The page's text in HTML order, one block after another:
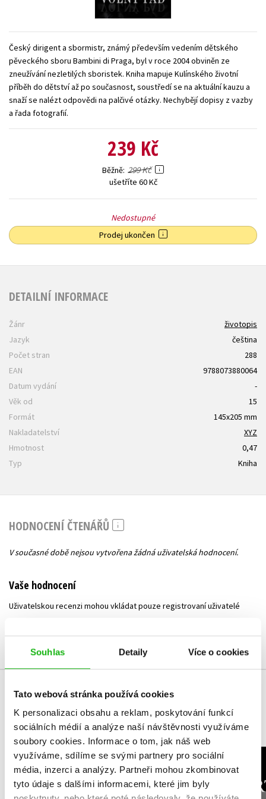
Souhlas Detaily Více o cookies
Tato webová stránka používá cookies
K personalizaci obsahu a reklam, poskytování funkcí
sociálních médií a analýze naší návštěvnosti využíváme
soubory cookies. Informace o tom, jak náš web
využíváme, sdílíme se svými partnery pro sociální
média, inzerci a analýzy. Partneři mohou zkombinovat
tyto údaje s dalšími informacemi, které jim byly
Zahraniční literatura
Všechny tituly
Český dirigent a sbormistr, známý především vedením dětského
pěveckého sboru Bambini di Praga, byl v roce 2004 obviněn ze
zneužívání nezletilých sboristek. Kniha mapuje Kulínského životní
příběh do dětství až po současnost, soustředí se na aktuální kauzu a
snaží se nalézt odpovědi na palčivé otázky. Nechybějí dopisy z vazby
a řada fotografií.
239 Kč
Běžně 299 Kč
ušetříte 60 Kč
Nedostupné
Prodej ukončen
DETAILNÍ INFORMACE
Žánr
životopis
Jazyk
čeština
Počet stran
288
EAN
9788073880064
Datum vydání
-
Věk od
15
Formát
145x205 mm
Nakladatelství
XYZ
Hmotnost
0,47
Typ
Kniha
HODNOCENÍ ČTENÁŘŮ
V současné době nejsou vytvořena žádná uživatelská hodnocení.
Vaše hodnocení
Uživatelskou recenzi mohou vkládat pouze registrovaní uživatelé
Přihlásit
MOHLO BY VÁS TAKÉ ZAJÍMAT
Pokusnej Motýlek
Karolína Kollárová
Smrt
Petr